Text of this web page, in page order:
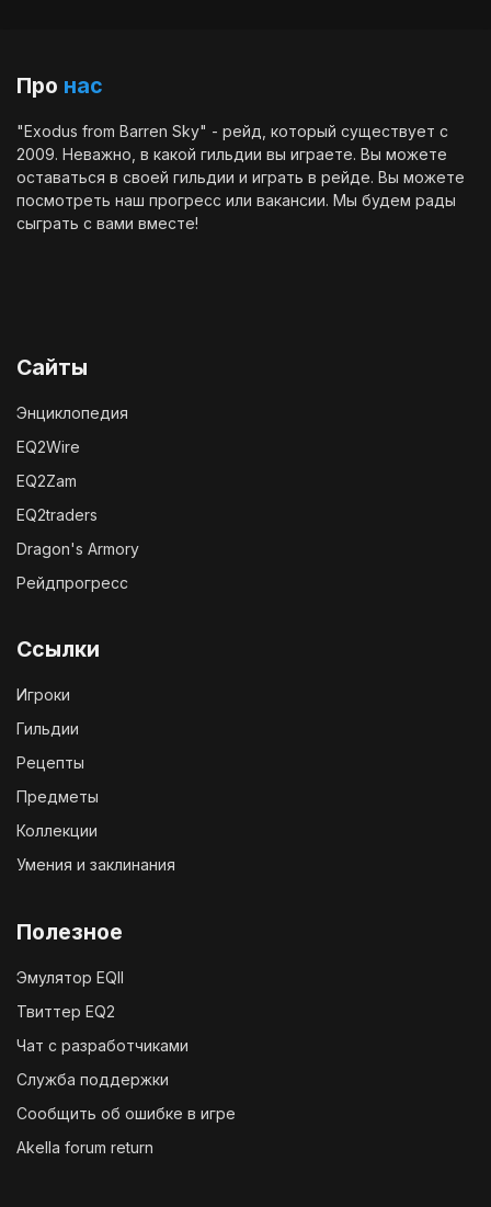
Про нас
"Exodus from Barren Sky" - рейд, который существует с
2009. Неважно, в какой гильдии вы играете. Вы можете
оставаться в своей гильдии и играть в рейде. Вы можете
посмотреть наш прогресс или вакансии. Мы будем рады
сыграть с вами вместе!
Сайты
Энциклопедия
EQ2Wire
EQ2Zam
EQ2traders
Dragon's Armory
Рейдпрогресс
Ссылки
Игроки
Гильдии
Рецепты
Предметы
Коллекции
Умения и заклинания
Полезное
Эмулятор EQII
Твиттер EQ2
Чат с разработчиками
Служба поддержки
Сообщить об ошибке в игре
Akella forum return